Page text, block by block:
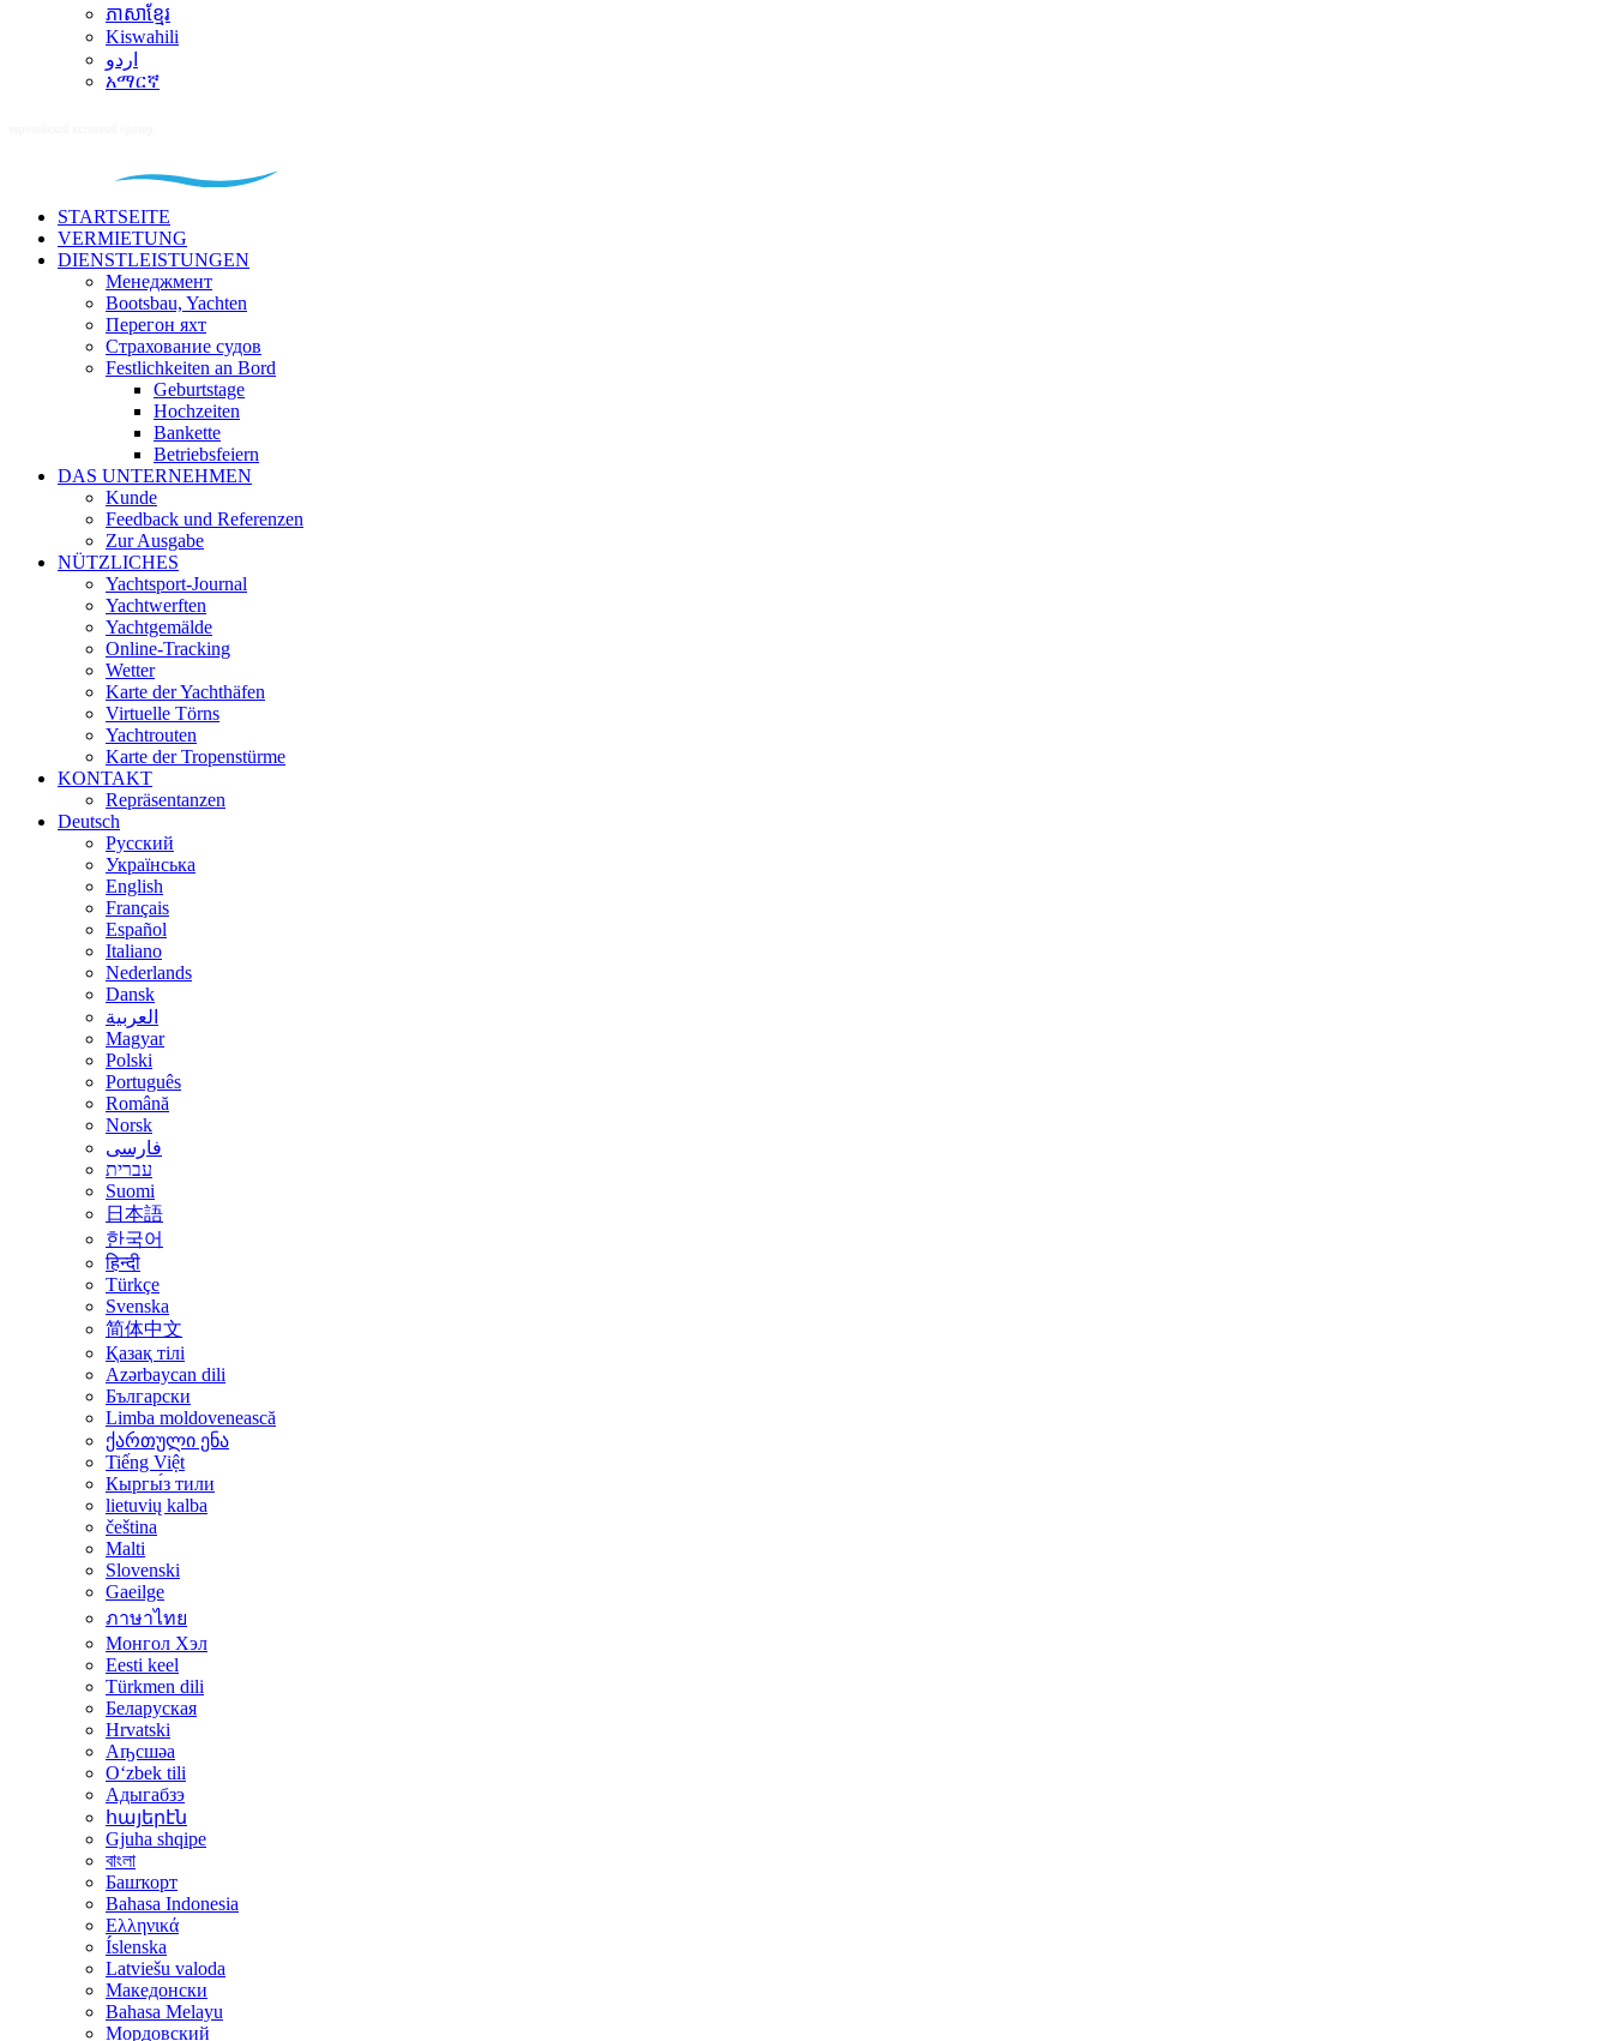
ភាសាខ្មែរ
Kiswahili
اردو
አማርኛ
STARTSEITE
VERMIETUNG
DIENSTLEISTUNGEN
Менеджмент
Bootsbau, Yachten
Перегон яхт
Страхование судов
Festlichkeiten an Bord
Geburtstage
Hochzeiten
Bankette
Betriebsfeiern
DAS UNTERNEHMEN
Kunde
Feedback und Referenzen
Zur Ausgabe
NÜTZLICHES
Yachtsport-Journal
Yachtwerften
Yachtgemälde
Online-Tracking
Wetter
Karte der Yachthäfen
Virtuelle Törns
Yachtrouten
Karte der Tropenstürme
KONTAKT
Repräsentanzen
Deutsch
Русский
Українська
English
Français
Español
Italiano
Nederlands
Dansk
العربية
Magyar
Polski
Português
Română
Norsk
فارسی
עברית
Suomi
日本語
한국어
हिन्दी
Türkçe
Svenska
简体中文
Қазақ тілі
Azərbaycan dili
Български
Limba moldovenească
ქართული ენა
Tiếng Việt
Кыргы́з тили
lietuvių kalba
čeština
Malti
Slovenski
Gaeilge
ภาษาไทย
Монгол Хэл
Eesti keel
Türkmen dili
Беларуская
Hrvatski
Аҧсшәа
Oʻzbek tili
Адыгабзэ
հայերէն
Gjuha shqipe
বাংলা
Башҡорт
Bahasa Indonesia
Ελληνικά
Íslenska
Latviešu valoda
Македонски
Bahasa Melayu
Мордовский